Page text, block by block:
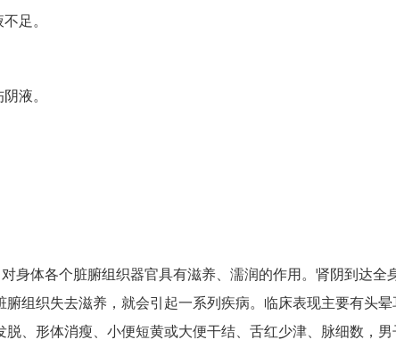
足。
液。
身体各个脏腑组织器官具有滋养、濡润的作用。肾阴到达
腑组织失去滋养，就会引起一系列疾病。临床表现主要有头
、形体消瘦、小便短黄或大便干结、舌红少津、脉细数，